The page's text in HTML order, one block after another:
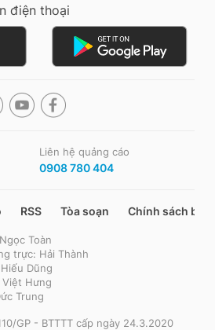
điện thoại
Liên hệ quảng cáo
0908 780 404
RSS Tòa soạn Chính sách bảo
Toàn
trực: Hải Thành
Dũng
Hưng
Trung
GP - BTTTT cấp ngày 24.3.2020